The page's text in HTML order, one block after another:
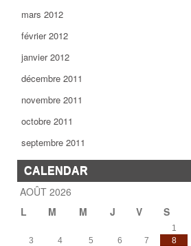
mars 2012
février 2012
janvier 2012
décembre 2011
novembre 2011
octobre 2011
septembre 2011
CALENDAR
AOÛT 2026
L
M M J V S
1
3
4 5 6 7 8